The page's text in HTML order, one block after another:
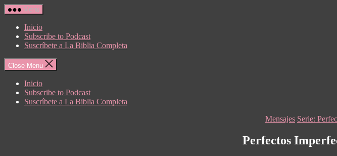
Skip
to
content
Menu
Inicio
Subscribe to Podcast
Suscríbete a La Biblia Completa
Close Menu
Inicio
Subscribe to Podcast
Suscríbete a La Biblia Completa
Mensajes Serie:
Perfectos